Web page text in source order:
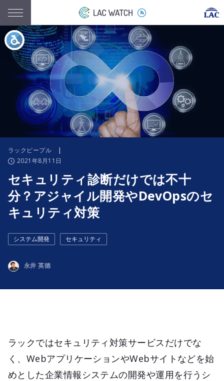
ラックピープル |
2021年8月11日
セキュリティ診断だけでは不十
分？アジャイル開発やDevOpsのセ
キュリティ対策
システム開発 セキュリティ
永井 英徳
ラックではセキュリティ対策サービスだけでな
く、WebアプリケーションやWebサイトなどを始
めとした企業情報システムの開発や運用を行うシ